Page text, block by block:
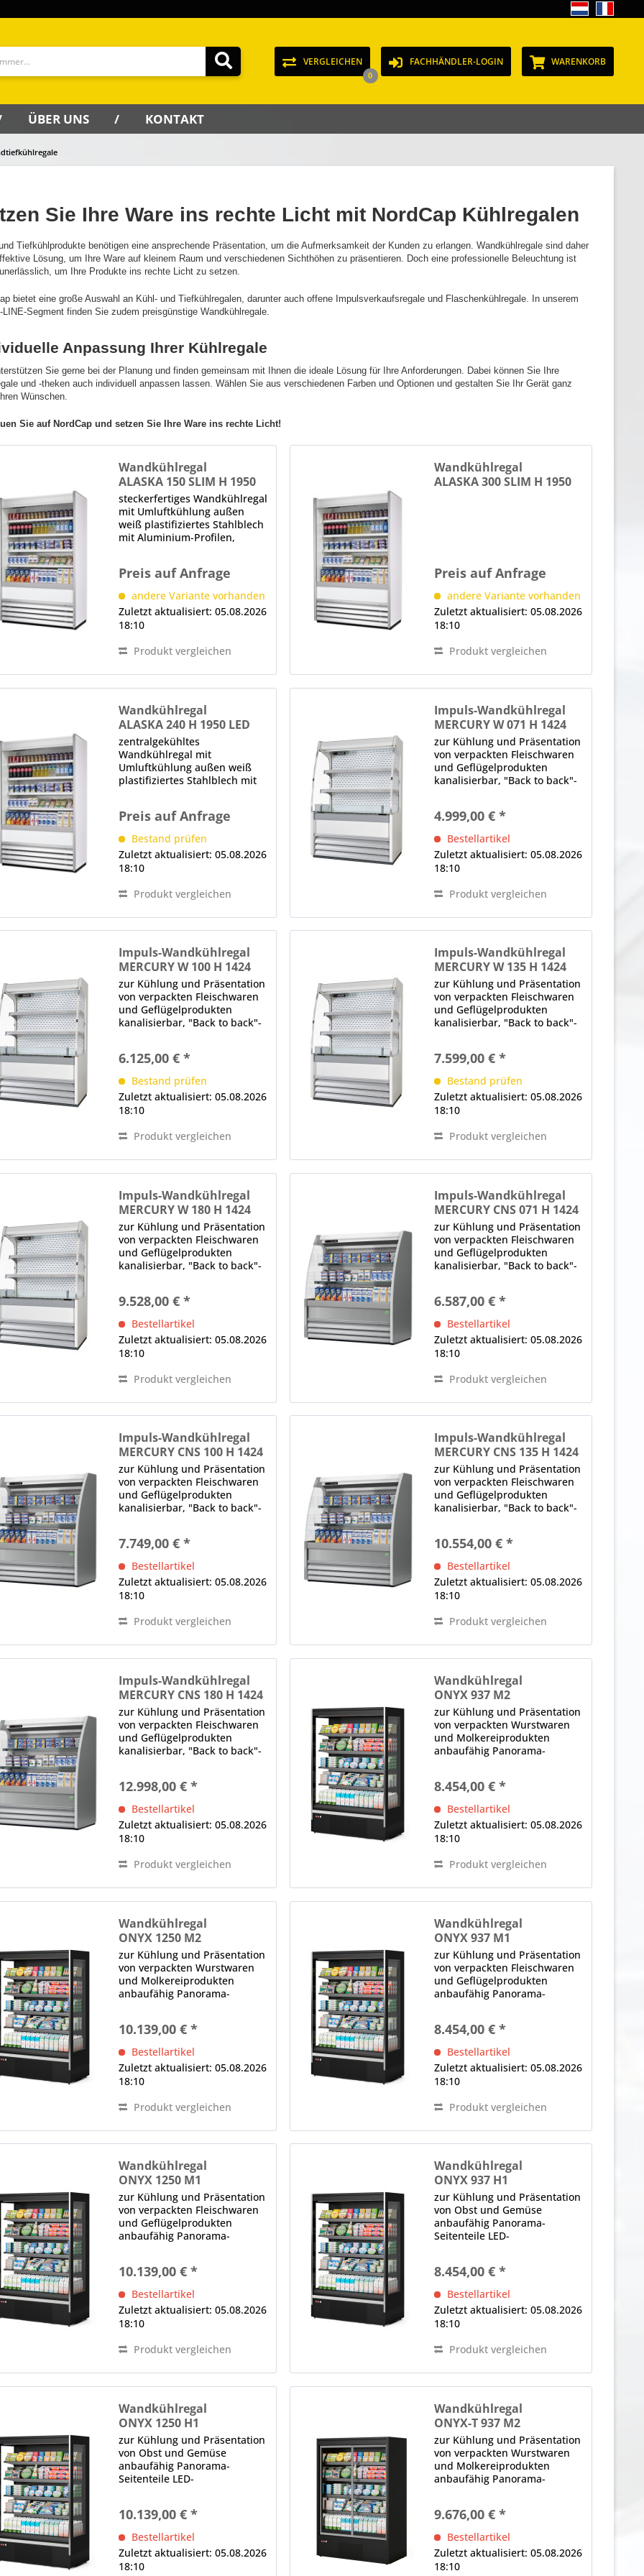
VERGLEICHEN
0
FACHHÄNDLER-LOGIN WARENKORB
ÜBER UNS KONTAKT
Sie Ihre Ware ins rechte Licht mit NordCap Kühlregalen
Tiefkühlprodukte benötigen eine ansprechende Präsentation, um die Aufmerksamkeit der Kunden zu erlangen. Wandkühlregale sind daher
Lösung, um Ihre Ware auf kleinem Raum und verschiedenen Sichthöhen zu präsentieren. Doch eine professionelle Beleuchtung ist
um Ihre Produkte ins rechte Licht zu setzen.
bietet eine große Auswahl an Kühl- und Tiefkühlregalen, darunter auch offene Impulsverkaufsregale und Flaschenkühlregale. In unserem
LINE-Segment finden Sie zudem preisgünstige Wandkühlregale.
Anpassung Ihrer Kühlregale
Sie gerne bei der Planung und finden gemeinsam mit Ihnen die ideale Lösung für Ihre Anforderungen. Dabei können Sie Ihre
und -theken auch individuell anpassen lassen. Wählen Sie aus verschiedenen Farben und Optionen und gestalten Sie Ihr Gerät ganz
Wünschen.
Sie auf NordCap und setzen Sie Ihre Ware ins rechte Licht!
Wandkühlregal
ALASKA 150 SLIM H 1950
LED
steckerfertiges Wandkühlregal
mit Umluftkühlung außen
weiß plastifiziertes Stahlblech
mit Aluminium-Profilen,
plastifiziertes Stahlblech in
RAL 9011 (Graphitschwarz)
serienmäßig mit 4...
Preis auf Anfrage
andere Variante vorhanden
Zuletzt aktualisiert: 05.08.2026
18:10
Produkt vergleichen
Wandkühlregal
ALASKA 300 SLIM H 1950
Preis auf Anfrage
andere Variante vorhanden
Zuletzt aktualisiert: 05.08.2026
18:10
Produkt vergleichen
Wandkühlregal
ALASKA 240 H 1950 LED
OM
zentralgekühltes
Wandkühlregal mit
Umluftkühlung außen weiß
plastifiziertes Stahlblech mit
werkseitig kanalisierbar /
anbaufähig frontseitiger
Rammschutz aus PVC helle...
Preis auf Anfrage
Bestand prüfen
Zuletzt aktualisiert: 05.08.2026
18:10
Produkt vergleichen
Impuls-Wandkühlregal
MERCURY W 071 H 1424
M1
zur Kühlung und Präsentation
von verpackten Fleischwaren
und Geflügelprodukten
kanalisierbar, "Back to back"-
Rückwand geschlossen LED-
Innenbeleuchtung (im
Deckenteil und unter den...
4.999,00 € *
Bestellartikel
Zuletzt aktualisiert: 05.08.2026
18:10
Produkt vergleichen
Impuls-Wandkühlregal
MERCURY W 100 H 1424
M1
zur Kühlung und Präsentation
von verpackten Fleischwaren
und Geflügelprodukten
kanalisierbar, "Back to back"-
Rückwand geschlossen LED-
Innenbeleuchtung (im
Deckenteil und unter den...
6.125,00 € *
Bestand prüfen
Zuletzt aktualisiert: 05.08.2026
18:10
Produkt vergleichen
Impuls-Wandkühlregal
MERCURY W 135 H 1424
M1
zur Kühlung und Präsentation
von verpackten Fleischwaren
und Geflügelprodukten
kanalisierbar, "Back to back"-
Rückwand geschlossen LED-
Innenbeleuchtung (im
Deckenteil und unter den...
7.599,00 € *
Bestand prüfen
Zuletzt aktualisiert: 05.08.2026
18:10
Produkt vergleichen
Impuls-Wandkühlregal
MERCURY W 180 H 1424
M1
zur Kühlung und Präsentation
von verpackten Fleischwaren
und Geflügelprodukten
kanalisierbar, "Back to back"-
Rückwand geschlossen LED-
Innenbeleuchtung (im
Deckenteil und unter den...
9.528,00 € *
Bestellartikel
Zuletzt aktualisiert: 05.08.2026
18:10
Produkt vergleichen
Impuls-Wandkühlregal
MERCURY CNS 071 H 1424
M1
zur Kühlung und Präsentation
von verpackten Fleischwaren
und Geflügelprodukten
kanalisierbar, "Back to back"-
Rückwand geschlossen LED-
Innenbeleuchtung (im
Deckenteil und unter den...
6.587,00 € *
Bestellartikel
Zuletzt aktualisiert: 05.08.2026
18:10
Produkt vergleichen
Impuls-Wandkühlregal
MERCURY CNS 100 H 1424
M1
zur Kühlung und Präsentation
von verpackten Fleischwaren
und Geflügelprodukten
kanalisierbar, "Back to back"-
Rückwand geschlossen LED-
Innenbeleuchtung (im
Deckenteil und unter den...
7.749,00 € *
Bestellartikel
Zuletzt aktualisiert: 05.08.2026
18:10
Produkt vergleichen
Impuls-Wandkühlregal
MERCURY CNS 135 H 1424
M1
zur Kühlung und Präsentation
von verpackten Fleischwaren
und Geflügelprodukten
kanalisierbar, "Back to back"-
Rückwand geschlossen LED-
Innenbeleuchtung (im
Deckenteil und unter den...
10.554,00 € *
Bestellartikel
Zuletzt aktualisiert: 05.08.2026
18:10
Produkt vergleichen
Impuls-Wandkühlregal
MERCURY CNS 180 H 1424
M1
zur Kühlung und Präsentation
von verpackten Fleischwaren
und Geflügelprodukten
kanalisierbar, "Back to back"-
Rückwand geschlossen LED-
Innenbeleuchtung (im
Deckenteil und unter den...
12.998,00 € *
Bestellartikel
Zuletzt aktualisiert: 05.08.2026
18:10
Produkt vergleichen
Wandkühlregal
ONYX 937 M2
zur Kühlung und Präsentation
von verpackten Wurstwaren
und Molkereiprodukten
anbaufähig Panorama-
Deckenteil), 4000 K
(Neutralweiß), gesondert
schaltbar Bautiefe in mm: 700,
Fronthöhe in mm: 480...
8.454,00 € *
Bestellartikel
Zuletzt aktualisiert: 05.08.2026
18:10
Produkt vergleichen
Wandkühlregal
ONYX 1250 M2
zur Kühlung und Präsentation
von verpackten Wurstwaren
und Molkereiprodukten
anbaufähig Panorama-
Deckenteil), 4000 K
(Neutralweiß), gesondert
schaltbar Bautiefe in mm: 700,
Fronthöhe in mm: 480...
10.139,00 € *
Bestellartikel
Zuletzt aktualisiert: 05.08.2026
18:10
Produkt vergleichen
Wandkühlregal
ONYX 937 M1
zur Kühlung und Präsentation
von verpackten Fleischwaren
und Geflügelprodukten
anbaufähig Panorama-
Deckenteil), 4000 K
(Neutralweiß), gesondert
schaltbar Bautiefe in mm: 700,
Fronthöhe in mm: 480...
8.454,00 € *
Bestellartikel
Zuletzt aktualisiert: 05.08.2026
18:10
Produkt vergleichen
Wandkühlregal
ONYX 1250 M1
zur Kühlung und Präsentation
von verpackten Fleischwaren
und Geflügelprodukten
anbaufähig Panorama-
Deckenteil), 4000 K
(Neutralweiß), gesondert
schaltbar Bautiefe in mm: 700,
Fronthöhe in mm: 480...
10.139,00 € *
Bestellartikel
Zuletzt aktualisiert: 05.08.2026
18:10
Produkt vergleichen
Wandkühlregal
ONYX 937 H1
zur Kühlung und Präsentation
von Obst und Gemüse
anbaufähig Panorama-
Seitenteile LED-
(Neutralweiß), gesondert
schaltbar Bautiefe in mm: 700,
Fronthöhe in mm: 480 Spiegel
(oberhalb der...
8.454,00 € *
Bestellartikel
Zuletzt aktualisiert: 05.08.2026
18:10
Produkt vergleichen
Wandkühlregal
ONYX 1250 H1
zur Kühlung und Präsentation
von Obst und Gemüse
anbaufähig Panorama-
Seitenteile LED-
(Neutralweiß), gesondert
schaltbar Bautiefe in mm: 700,
Fronthöhe in mm: 480 Spiegel
(oberhalb der...
10.139,00 € *
Bestellartikel
Zuletzt aktualisiert: 05.08.2026
18:10
Wandkühlregal
ONYX-T 937 M2
zur Kühlung und Präsentation
von verpackten Wurstwaren
und Molkereiprodukten
anbaufähig Panorama-
ergonomischer Griff (je Tür)
LED-Innenbeleuchtung (im
Deckenteil), 4000 K...
9.676,00 € *
Bestellartikel
Zuletzt aktualisiert: 05.08.2026
18:10